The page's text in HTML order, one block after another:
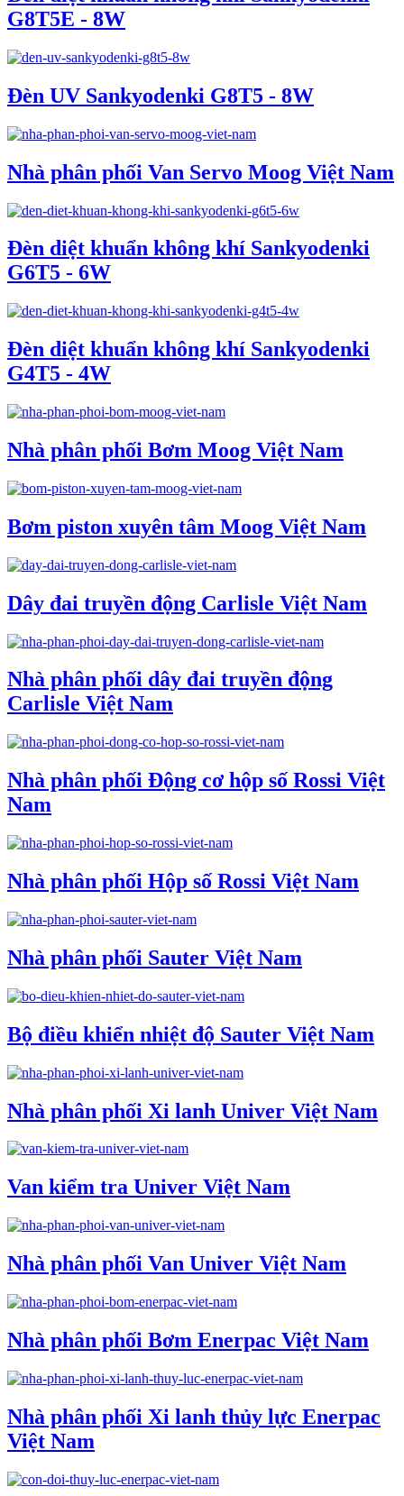
G8T5E - 8W
Đèn UV Sankyodenki G8T5 - 8W
Nhà phân phối Van Servo Moog Việt Nam
Đèn diệt khuẩn không khí Sankyodenki
G6T5 - 6W
Đèn diệt khuẩn không khí Sankyodenki
G4T5 - 4W
Nhà phân phối Bơm Moog Việt Nam
Bơm piston xuyên tâm Moog Việt Nam
Dây đai truyền động Carlisle Việt Nam
Nhà phân phối dây đai truyền động
Carlisle Việt Nam
Nhà phân phối Động cơ hộp số Rossi Việt
Nam
Nhà phân phối Hộp số Rossi Việt Nam
Nhà phân phối Sauter Việt Nam
Bộ điều khiển nhiệt độ Sauter Việt Nam
Nhà phân phối Xi lanh Univer Việt Nam
Van kiểm tra Univer Việt Nam
Nhà phân phối Van Univer Việt Nam
Nhà phân phối Bơm Enerpac Việt Nam
Nhà phân phối Xi lanh thủy lực Enerpac
Việt Nam